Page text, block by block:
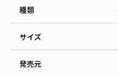
種類
サイズ
発売元